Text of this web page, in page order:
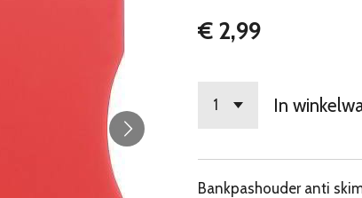
€ 2,99
In
Bankpashouder anti